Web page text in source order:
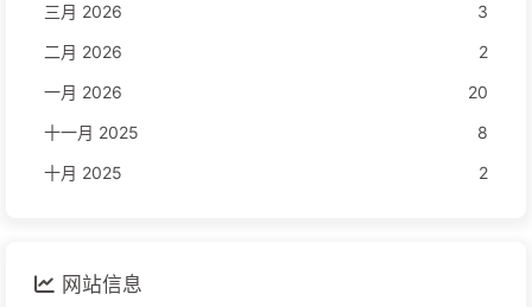
三月 2026
3
二月 2026
2
一月 2026
20
十一月 2025
8
十月 2025
2
网站信息